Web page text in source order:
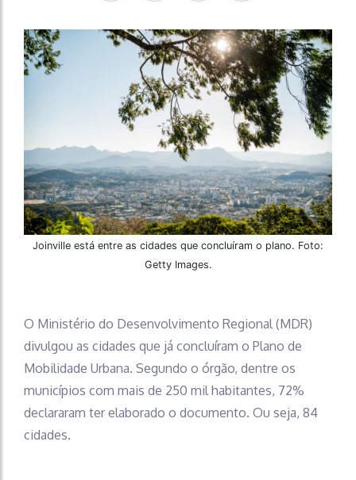
Joinville está entre as cidades que concluíram o plano. Foto:
Getty Images.
O Ministério do Desenvolvimento Regional (MDR)
divulgou as cidades que já concluíram o Plano de
Mobilidade Urbana. Segundo o órgão, dentre os
municípios com mais de 250 mil habitantes, 72%
declararam ter elaborado o documento. Ou seja, 84
cidades.